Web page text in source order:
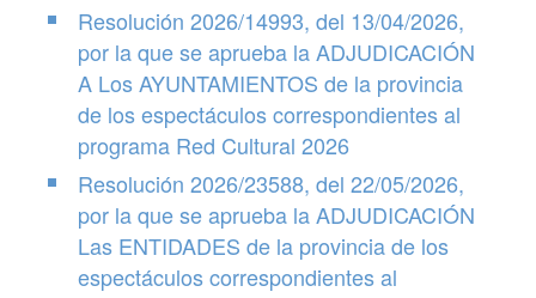
Resolución 2026/14993, del 13/04/2026,
por la que se aprueba la ADJUDICACIÓN
A Los AYUNTAMIENTOS de la provincia
de los espectáculos correspondientes al
programa Red Cultural 2026
Resolución 2026/23588, del 22/05/2026,
por la que se aprueba la ADJUDICACIÓN
Las ENTIDADES de la provincia de los
espectáculos correspondientes al